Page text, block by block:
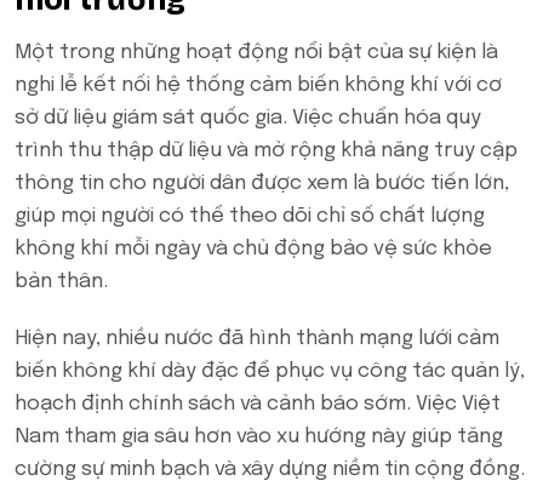
Một trong những hoạt động nổi bật của sự kiện là
nghi lễ kết nối hệ thống cảm biến không khí với cơ
sở dữ liệu giám sát quốc gia. Việc chuẩn hóa quy
trình thu thập dữ liệu và mở rộng khả năng truy cập
thông tin cho người dân được xem là bước tiến lớn,
giúp mọi người có thể theo dõi chỉ số chất lượng
không khí mỗi ngày và chủ động bảo vệ sức khỏe
bản thân.
Hiện nay, nhiều nước đã hình thành mạng lưới cảm
biến không khí dày đặc để phục vụ công tác quản lý,
hoạch định chính sách và cảnh báo sớm. Việc Việt
Nam tham gia sâu hơn vào xu hướng này giúp tăng
cường sự minh bạch và xây dựng niềm tin cộng đồng.